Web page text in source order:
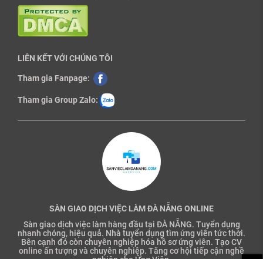
LIÊN KẾT VỚI CHÚNG TÔI
Tham gia Fanpage:
Tham gia Group Zalo:
SÀN GIAO DỊCH VIỆC LÀM ĐÀ NẴNG ONLINE
Sàn giao dịch việc làm hàng đầu tại ĐÀ NẴNG. Tuyển dụng
nhanh chóng, hiệu quả. Nhà tuyển dụng tìm ứng viên tức thời.
Bên cạnh đó còn chuyên nghiệp hóa hồ sơ ứng viên. Tạo CV
online ấn tượng và chuyên nghiệp. Tăng cơ hội tiếp cận nghề